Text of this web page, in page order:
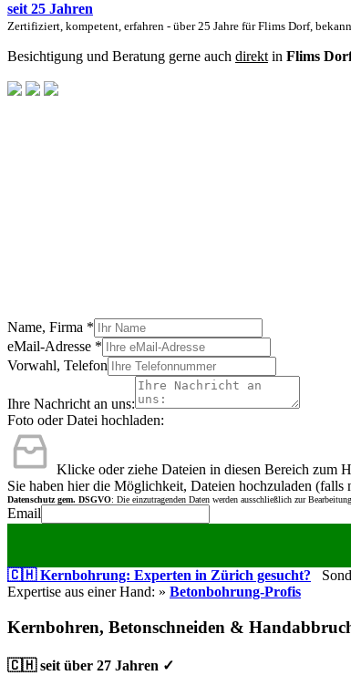
seit 25 Jahren
Zertifiziert, kompetent, erfahren - über 25 Jahre für Flims Dorf,
Besichtigung und Beratung gerne auch direkt in Flims
Name, Firma *
eMail-Adresse *
Vorwahl, Telefon
Ihre Nachricht an uns:
Foto oder Datei hochladen:
Klicke oder ziehe Dateien in diesen Bereich zum
Sie haben hier die Möglichkeit, Dateien hochzuladen
Datenschutz gem. DSGVO: Die einzutragenden Daten werden ausschließlich zur
Email
🇨🇭 Kernbohrung: Experten in Zürich gesucht?
Expertise aus einer Hand: » Betonbohrung-Profis
Kernbohren, Betonschneiden &
🇨🇭 seit über 27 Jahren ✓